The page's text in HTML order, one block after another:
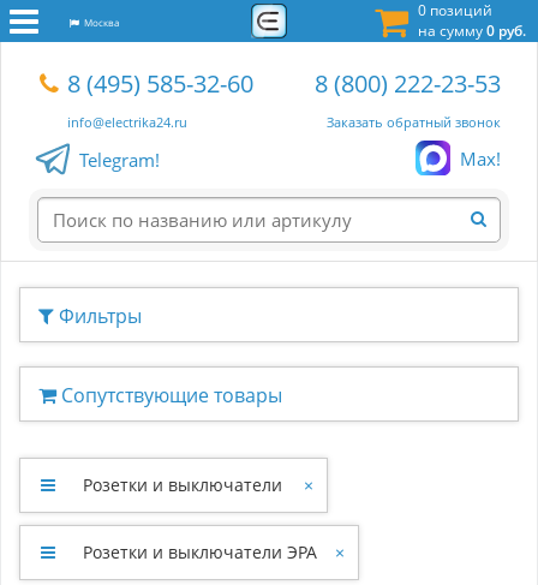
0 позиций
на сумму0 руб.
Москва
8 (495) 585-32-60
info@electrika24.ru
8 (800) 222-23-53
Заказать обратный звонок
Telegram! Max!
Фильтры
Сопутствующие товары
Розетки и выключатели ×
Розетки и выключатели ЭРА ×